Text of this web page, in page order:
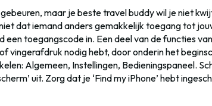
maar je beste travel buddy wil je niet
dat iemand anders gemakkelijk toegang tot
toegangscode in. Een deel van de functies
vingerafdruk nodig hebt, door onderin het
Algemeen, Instellingen, Bedieningspaneel.
uit. Zorg dat je ‘Find my iPhone’ hebt